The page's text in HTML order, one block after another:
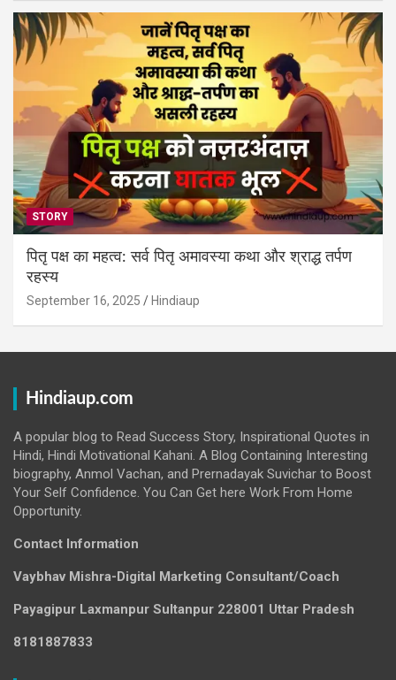
STORY
पितृ पक्ष का महत्व: सर्व पितृ अमावस्या कथा और श्राद्ध तर्पण
रहस्य
September 16, 2025 Hindiaup
Hindiaup.com
A popular blog to Read Success Story, Inspirational Quotes in
Hindi, Hindi Motivational Kahani. A Blog Containing Interesting
biography, Anmol Vachan, and Prernadayak Suvichar to Boost
Your Self Confidence. You Can Get here Work From Home
Opportunity.
Contact Information
Vaybhav Mishra-Digital Marketing Consultant/Coach
Payagipur Laxmanpur Sultanpur 228001 Uttar Pradesh
8181887833